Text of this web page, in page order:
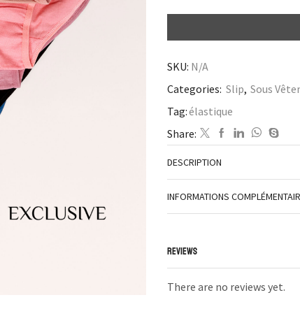
SKU: N/A
Categories: Slip, Sous
Tag:élastique
Share:
DESCRIPTION
INFORMATIONS
REVIEWS
There are no reviews yet.